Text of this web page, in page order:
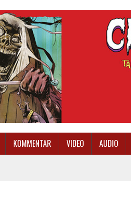
KOMMENTAR VIDEO AUDIO